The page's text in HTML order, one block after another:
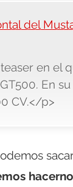
del
en el
En
CV.</p>